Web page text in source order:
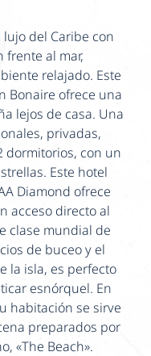
del Caribe con
frente al mar,
relajado. Este
Bonaire ofrece una
lejos de casa. Una
privadas,
dormitorios, con un
Este hotel
Diamond ofrece
acceso directo al
clase mundial de
de buceo y el
la isla, es perfecto
esnórquel. En
habitación se sirve
preparados por
«The Beach».